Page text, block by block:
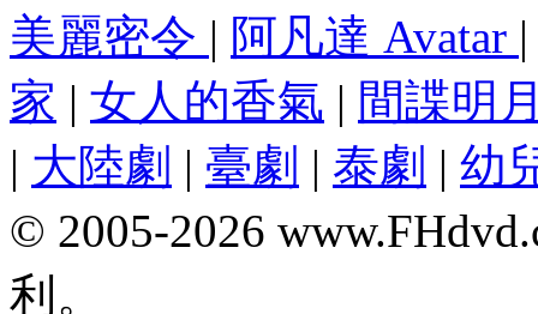
美麗密令 | 阿凡達 Avatar
家 | 女人的香氣 | 間諜明
| 大陸劇 | 臺劇 | 泰劇 | 幼
© 2005-2026
利。